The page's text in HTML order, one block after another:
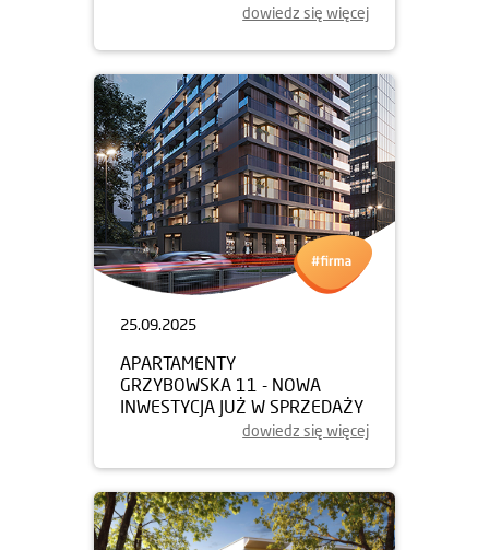
dowiedz się więcej
25.09.2025
APARTAMENTY
GRZYBOWSKA 11 - NOWA
INWESTYCJA JUŻ W SPRZEDAŻY
dowiedz się więcej